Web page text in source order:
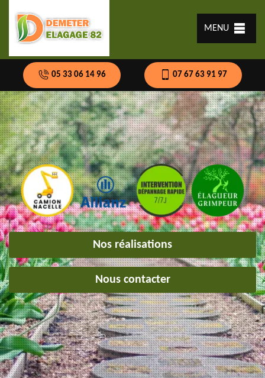
MENU
05 33 06 14 96 07 67 63 91 97
Nos réalisations
Nous contacter